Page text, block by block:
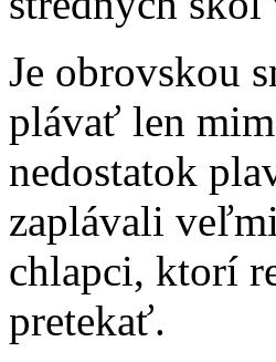
Je obrovskou
plávať len
nedostatok
zaplávali
chlapci, ktorí
pretekať.